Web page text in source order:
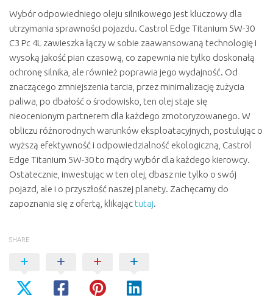
Wybór odpowiedniego oleju silnikowego jest kluczowy dla
utrzymania sprawności pojazdu. Castrol Edge Titanium 5W-30
C3 Pc 4L zawieszka łączy w sobie zaawansowaną technologię i
wysoką jakość pian czasową, co zapewnia nie tylko doskonałą
ochronę silnika, ale również poprawia jego wydajność. Od
znaczącego zmniejszenia tarcia, przez minimalizację zużycia
paliwa, po dbałość o środowisko, ten olej staje się
nieocenionym partnerem dla każdego zmotoryzowanego. W
obliczu różnorodnych warunków eksploatacyjnych, postulując o
wyższą efektywność i odpowiedzialność ekologiczną, Castrol
Edge Titanium 5W-30 to mądry wybór dla każdego kierowcy.
Ostatecznie, inwestując w ten olej, dbasz nie tylko o swój
pojazd, ale i o przyszłość naszej planety. Zachęcamy do
zapoznania się z ofertą, klikająctutaj.
SHARE